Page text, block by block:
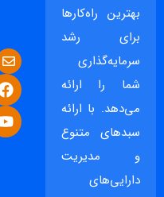
بهترین راه‌کارها
برای رشد
سرمایه‌گذاری
شما را ارائه
می‌دهد. با ارائه
سبدهای متنوع
و مدیریت
دارایی‌های